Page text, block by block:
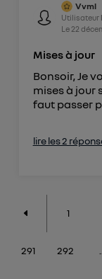
Vvml
Utilisateur
Le 22
Mises à jour
Bonsoir, Je
mises à jour
faut passer
lire les 2
1
291 292